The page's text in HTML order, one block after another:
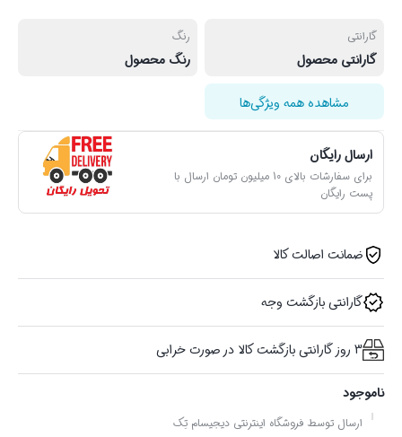
گارانتی
گارانتی محصول
رنگ
رنگ محصول
مشاهده همه ویژگی‌ها
ارسال رایگان
برای سفارشات بالای 10 میلیون تومان ارسال با
پست رایگان
ضمانت اصالت کالا
گارانتی بازگشت وجه
3 روز گارانتی بازگشت کالا در صورت خرابی
ناموجود
ارسال توسط فروشگاه اینترنتی دیجیسام تِک